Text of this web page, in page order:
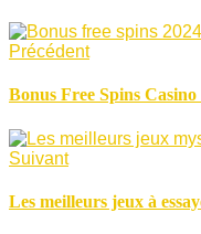
Précédent
Bonus Free Spins
Suivant
Les meilleurs jeux à